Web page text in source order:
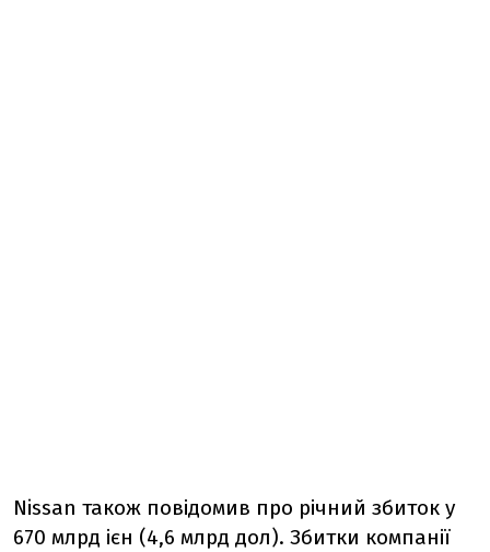
Nissan також повідомив про річний збиток у
670 млрд ієн (4,6 млрд дол). Збитки компанії